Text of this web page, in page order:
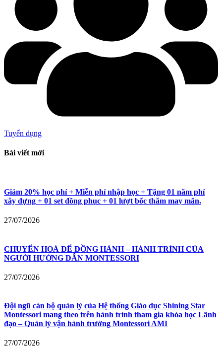
Tuyển dụng
Bài viết mới
Giảm 20% học phí + Miễn phí nhập học + Tặng 01 năm phí
xây dựng + 01 set đồng phục + 01 lượt bốc thăm may mắn.
27/07/2026
CHUYỂN HOÁ ĐỂ ĐỒNG HÀNH – HÀNH TRÌNH CỦA
NGƯỜI HƯỚNG DẪN MONTESSORI
27/07/2026
Đội ngũ cán bộ quản lý của Hệ thống Giáo dục Shining Star
Montessori mang theo trên hành trình tham gia khóa học Lãnh
đạo – Quản lý vận hành trường Montessori AMI
27/07/2026